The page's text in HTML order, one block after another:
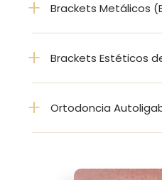
Brackets Metálicos
Brackets Estéticos
Ortodoncia